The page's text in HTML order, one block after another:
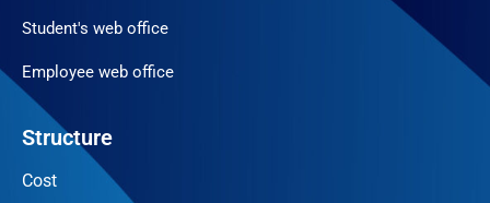
Student's web office
Employee web office
Structure
Cost